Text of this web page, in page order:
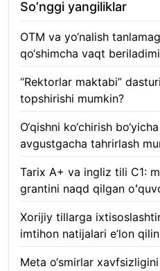
So’nggi yangiliklar
OTM va yo‘nalish
qo‘shimcha vaqt
“Rektorlar maktabi”
topshirishi mumkin?
O‘qishni ko‘chirish
avgustgacha tahrirlash
Tarix A+ va ingliz tili C1:
grantini naqd qilgan
Xorijiy tillarga
imtihon natijalari e’lon
Meta o‘smirlar